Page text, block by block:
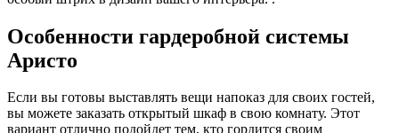
Особенности гардеробной системы
Аристо
Если вы готовы выставлять вещи напоказ для своих гостей,
вы можете заказать открытый шкаф в свою комнату. Этот
вариант отлично подойдет тем, кто гордится своим